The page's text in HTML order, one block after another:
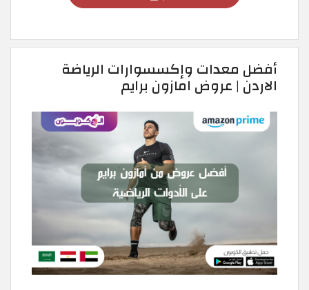
أفضل معدات وإكسسوارات الرياضة
الاردن | عروض امازون برايم